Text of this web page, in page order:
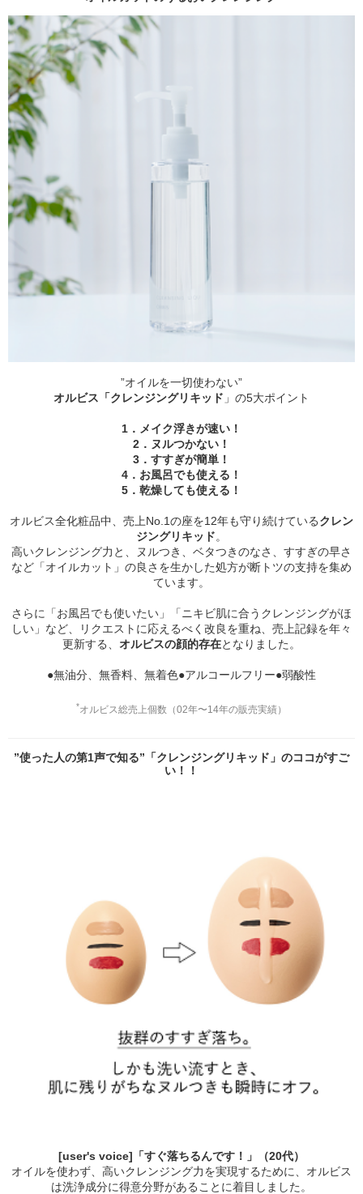
”オイルを一切使わない”
オルビス「クレンジングリキッド 」の5大ポイント
1．メイク浮きが速い！
2．ヌルつかない！
3．すすぎが簡単！
4．お風呂でも使える！
5．乾燥しても使える！
オルビス全化粧品中、売上No.1の座を12年も守り続けているクレン
ジングリキッド。
高いクレンジング力と、ヌルつき、ベタつきのなさ、すすぎの早さ
など「オイルカット」の良さを生かした処方が断トツの支持を集め
ています。
さらに「お風呂でも使いたい」「ニキビ肌に合うクレンジングがほ
しい」など、リクエストに応えるべく改良を重ね、売上記録を年々
更新する、 オルビスの顔的存在となりました。
●無油分、無香料、無着色●アルコールフリー●弱酸性
*オルビス総売上個数（02年〜14年の販売実績）
”使った人の第1声で知る”「クレンジングリキッド」のココがすご
い！！
[user's voice]「すぐ落ちるんです！」（20代）
オイルを使わず、高いクレンジング力を実現するために、オルビス
は洗浄成分に得意分野があることに着目しました。